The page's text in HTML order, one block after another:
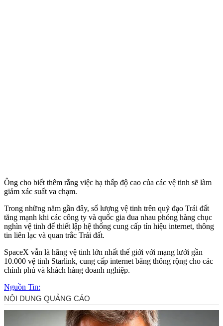
Ông cho biết thêm rằng việc hạ thấp độ cao của các vệ tinh sẽ làm
giảm xác suất va chạm.
Trong những năm gần đây, số lượng vệ tinh trên quỹ đạo Trái đất
tăng mạnh khi các công ty và quốc gia đua nhau phóng hàng chục
nghìn vệ tinh để thiết lập hệ thống cung cấp tín hiệu internet, thông
tin liên lạc và quan trắc Trái đất.
SpaceX vẫn là hãng vệ tinh lớn nhất thế giới với mạng lưới gần
10.000 vệ tinh Starlink, cung cấp internet băng thông rộng cho các
chính phủ và khách hàng doanh nghiệp.
Nguồn Tin: